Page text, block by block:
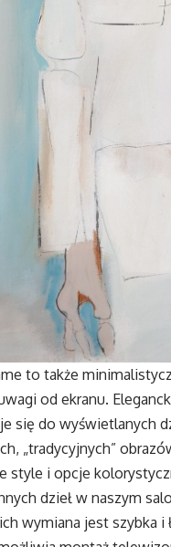
to także
od ekranu.
się do wyświetlanych
„tradycyjnych”
style i opcje
dzieł w naszym
wymiana jest szybka i